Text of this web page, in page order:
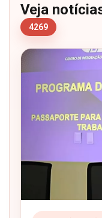
Veja
4269